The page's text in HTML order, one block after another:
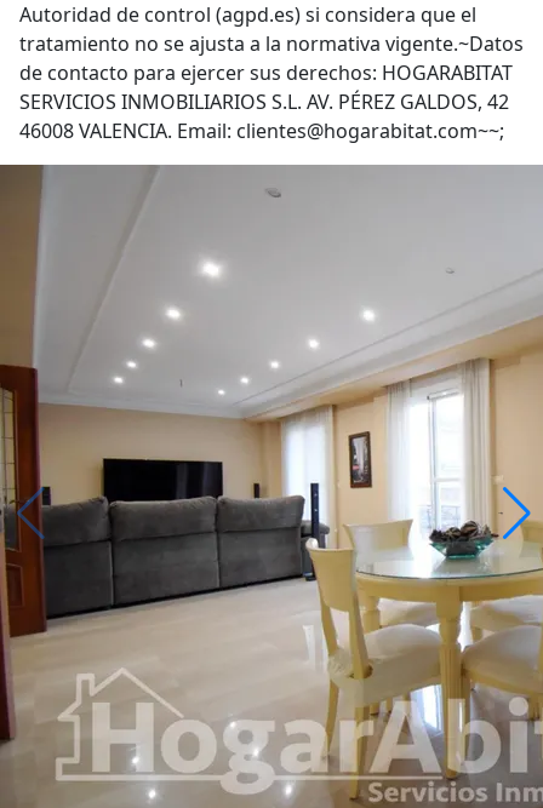
Autoridad de control (agpd.es) si considera que el
tratamiento no se ajusta a la normativa vigente.~Datos
de contacto para ejercer sus derechos: HOGARABITAT
SERVICIOS INMOBILIARIOS S.L. AV. PÉREZ GALDOS, 42
46008 VALENCIA. Email: clientes@hogarabitat.com~~;